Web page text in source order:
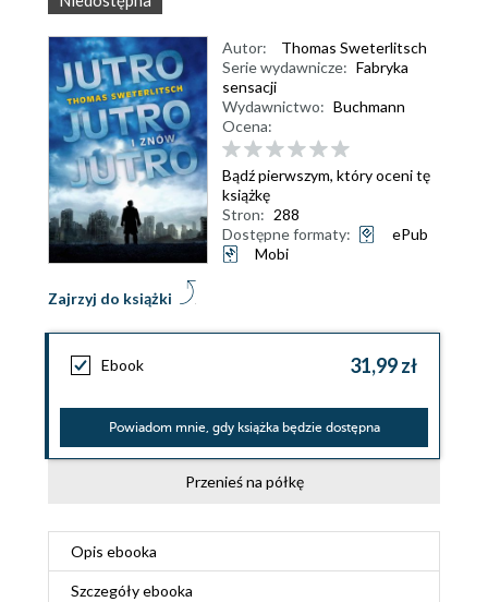
Zajrzyj do książki
Autor:
Thomas Sweterlitsch
Serie wydawnicze: Fabryka
sensacji
Wydawnictwo: Buchmann
Ocena:
Bądź pierwszym, który oceni tę
książkę
Stron: 288
Dostępne formaty:
ePub
Mobi
Ebook 31,99 zł
Powiadom mnie, gdy książka będzie dostępna
Przenieś na półkę
Opis ebooka
Szczegółyebooka